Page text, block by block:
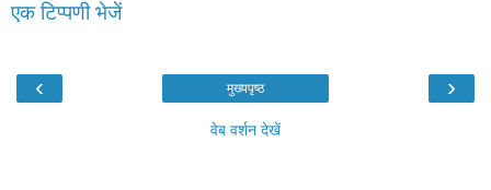
एक टिप्पणी भेजें
‹ ›
मुख्यपृष्ठ
वेब वर्शन देखें